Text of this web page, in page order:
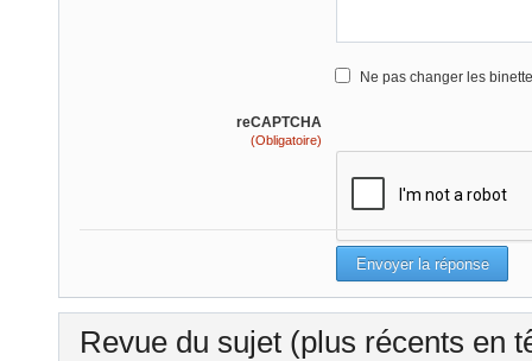
Ne pas changer les
reCAPTCHA
(Obligatoire)
Revue du sujet (plus récents en